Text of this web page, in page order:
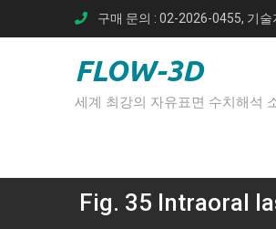
to
구매 문의 : 02-2026-0455, 기
FLOW-3D
세계 최강의 자유표면 수치해석
Fig. 35 Intraoral